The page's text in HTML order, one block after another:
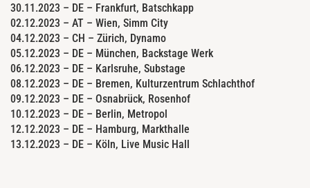
30.11.2023 – DE – Frankfurt, Batschkapp
02.12.2023 – AT – Wien, Simm City
04.12.2023 – CH – Zürich, Dynamo
05.12.2023 – DE – München, Backstage Werk
06.12.2023 – DE – Karlsruhe, Substage
08.12.2023 – DE – Bremen, Kulturzentrum Schlachthof
09.12.2023 – DE – Osnabrück, Rosenhof
10.12.2023 – DE – Berlin, Metropol
12.12.2023 – DE – Hamburg, Markthalle
13.12.2023 – DE – Köln, Live Music Hall